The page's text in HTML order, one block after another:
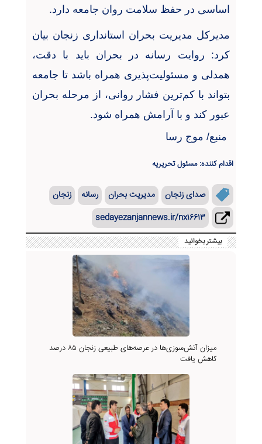
اساسی در حفظ سلامت روان جامعه دارد.
مدیرکل مدیریت بحران استانداری زنجان بیان
کرد: روایت رسانه در بحران باید با دقت،
همدلی و مسئولیت‌پذیری همراه باشد تا جامعه
بتواند با کم‌ترین فشار روانی، از مرحله بحران
عبور کند و با آرامش همراه شود.
منبع/ موج رسا
اقدام کننده: مسئول تحریریه
صدای زنجان مدیریت بحران رسانه
زنجان
sedayezanjannews.ir/nx۱۶۶۱۳
بیشتر بخوانید
میزان آتش‌سوزی‌ها در عرصه‌های طبیعی زنجان ۸۵ درصد
کاهش یافت